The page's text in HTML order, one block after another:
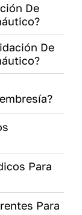
De
De
Para
Para